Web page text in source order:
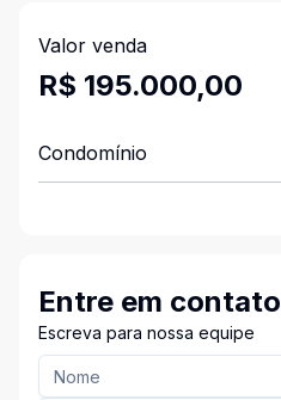
Valor venda
R$ 195.000,00
Condomínio
Entre em contato
Escreva para nossa equipe